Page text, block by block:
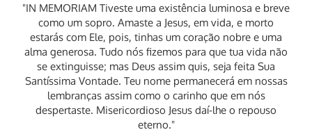
"IN MEMORIAM Tiveste uma existência luminosa e breve
como um sopro. Amaste a Jesus, em vida, e morto
estarás com Ele, pois, tinhas um coração nobre e uma
alma generosa. Tudo nós fizemos para que tua vida não
se extinguisse; mas Deus assim quis, seja feita Sua
Santíssima Vontade. Teu nome permanecerá em nossas
lembranças assim como o carinho que em nós
despertaste. Misericordioso Jesus daí-lhe o repouso
eterno."